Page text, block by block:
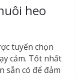
heo
tuyển chọn
cảm. Tốt nhất
sẵn có để đảm